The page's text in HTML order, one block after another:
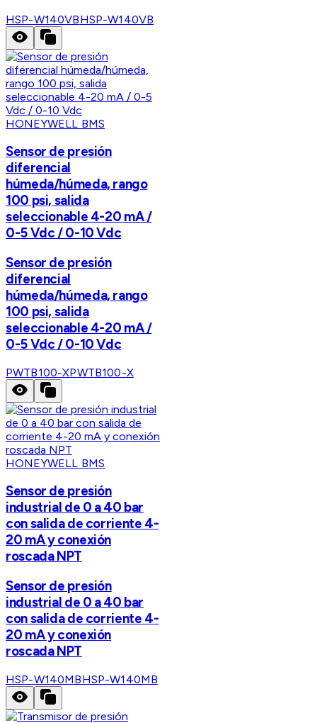
HSP-W140VBHSP-W140VB
HONEYWELL BMS
Sensor de presión
diferencial
húmeda/húmeda, rango
100 psi, salida
seleccionable 4-20 mA /
0-5 Vdc / 0-10 Vdc
Sensor de presión
diferencial
húmeda/húmeda, rango
100 psi, salida
seleccionable 4-20 mA /
0-5 Vdc / 0-10 Vdc
PWTB100-XPWTB100-X
HONEYWELL BMS
Sensor de presión
industrial de 0 a 40 bar
con salida de corriente 4-
20 mA y conexión
roscada NPT
Sensor de presión
industrial de 0 a 40 bar
con salida de corriente 4-
20 mA y conexión
roscada NPT
HSP-W140MBHSP-W140MB